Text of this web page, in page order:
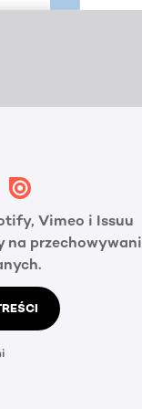
Vimeo i Issuu
na